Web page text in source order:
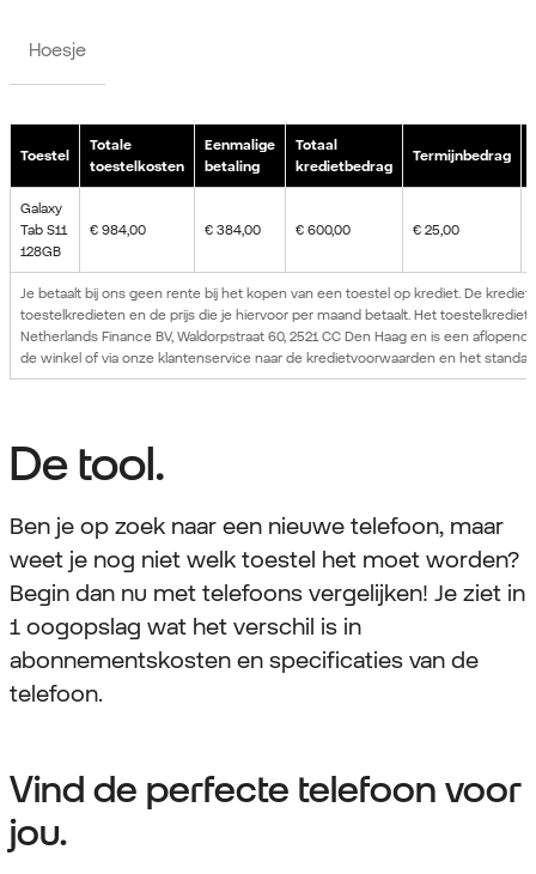
Hoesje
Toestel
Totale
toestelkosten
Eenmalige
betaling
Totaal
kredietbedrag
Termijnbedrag
Je betaalt bij ons geen rente bij het kopen van een toestel op krediet. De
toestelkredieten en de prijs die je hiervoor per maand betaalt. Het
Netherlands Finance BV, Waldorpstraat 60, 2521 CC Den Haag en is een
de winkel of via onze klantenservice naar de kredietvoorwaarden en het
Galaxy
Tab S11
128GB
€ 984,00 € 384,00 € 600,00 € 25,00
De tool.
Ben je op zoek naar een nieuwe telefoon, maar
weet je nog niet welk toestel het moet worden?
Begin dan nu met telefoons vergelijken! Je ziet in
1 oogopslag wat het verschil is in
abonnementskosten en specificaties van de
telefoon.
Vind de perfecte telefoon voor
jou.